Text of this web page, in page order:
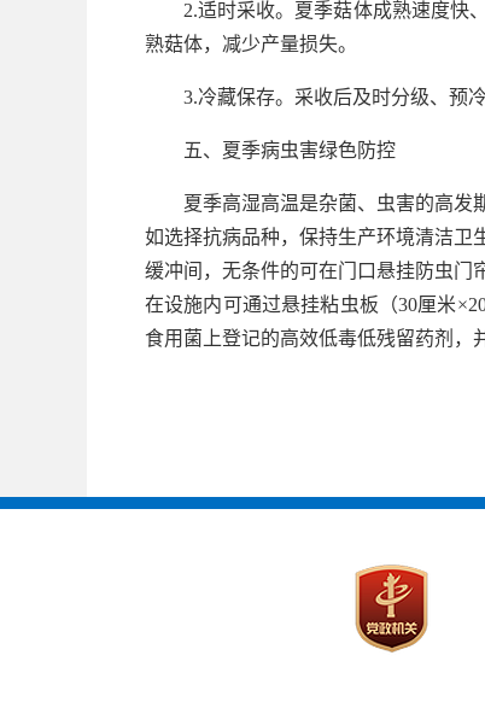
2.适时采收。夏季菇体成熟速度快
熟菇体，减少产量损失。
3.冷藏保存。采收后及时分级、预
五、夏季病虫害绿色防控
夏季高湿高温是杂菌、虫害的高发
如选择抗病品种，保持生产环境清洁卫
缓冲间，无条件的可在门口悬挂防虫门
在设施内可通过悬挂粘虫板（30厘米
食用菌上登记的高效低毒低残留药剂，